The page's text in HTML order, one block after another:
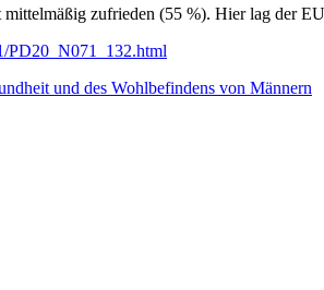
zufrieden (55 %). Hier lag der
PD20_N071_132.html
und des Wohlbefindens von Männern